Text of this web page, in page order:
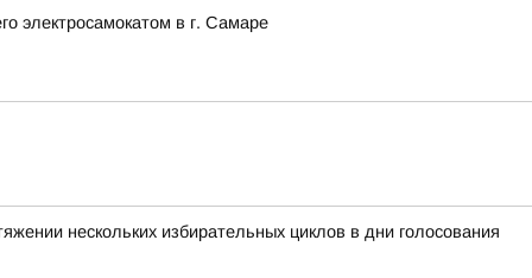
электросамокатом в г. Самаре
нескольких избирательных циклов в дни голосования